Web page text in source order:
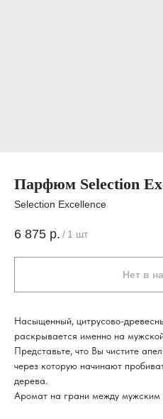
Парфюм Selection
Selection Excellence
6 875 р. / 1 шт
Нет в
Насыщенный, цитрусово-
раскрывается именно на
Представьте, что Вы чистите
через которую начинают
дерева.
Аромат на грани между мужским